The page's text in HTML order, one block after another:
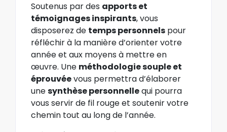
Soutenus par des apports et
témoignages inspirants, vous
disposerez de temps personnels pour
réfléchir à la manière d’orienter votre
année et aux moyens à mettre en
œuvre. Une méthodologie souple et
éprouvéevous permettra d’élaborer
unesynthèse personnellequi pourra
vous servir de fil rouge et soutenir votre
chemin tout au long de l’année.